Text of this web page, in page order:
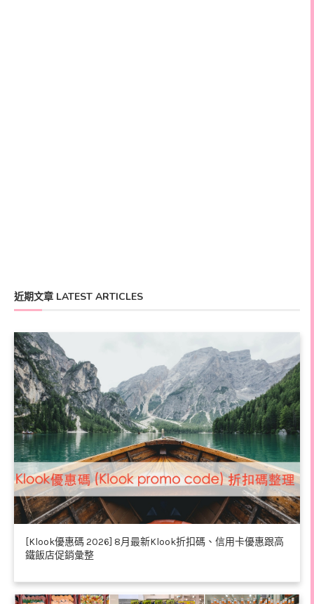
近期文章 LATEST ARTICLES
[Klook優惠碼 2026] 8月最新Klook折扣碼、信用卡優惠跟高
鐵飯店促銷彙整